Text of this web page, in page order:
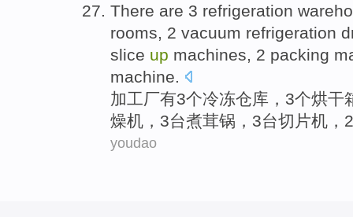
There are 3 refrigeration
rooms, 2 vacuum refrigeration
slice up machines, 2 packing
machine.
加工厂有3个冷冻仓库 ，3个烘干
燥机 ，3台煮茸锅 ，3台切片机 ，
youdao